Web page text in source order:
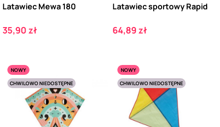
Latawiec Mewa 180
Cena
35,90 zł
Latawiec sportowy Rapid
Cena
64,89 zł
NOWY
CHWILOWO NIEDOSTĘPNE
NOWY
CHWILOWO NIEDOSTĘPNE